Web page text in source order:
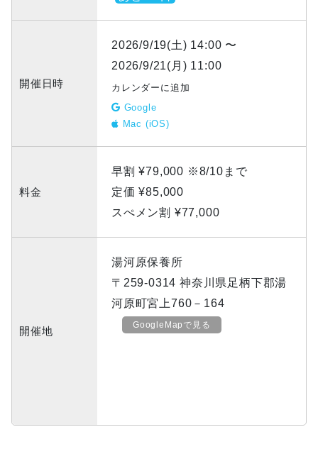
開催日時
2026/9/19(土) 14:00 〜
2026/9/21(月) 11:00
カレンダーに追加
Google
Mac (iOS)
料金
早割 ¥79,000 ※8/10まで
定価 ¥85,000
スぺメン割 ¥77,000
開催地
湯河原保養所
〒259-0314 神奈川県足柄下郡湯
河原町宮上760－164
GoogleMapで見る